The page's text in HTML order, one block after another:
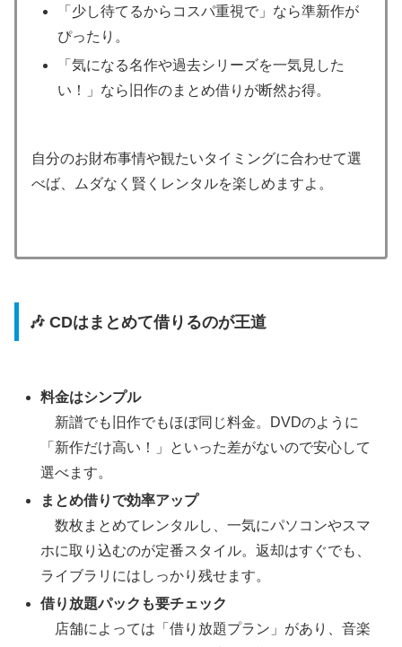
「少し待てるからコスパ重視で」なら準新作が
ぴったり。
「気になる名作や過去シリーズを一気見した
い！」なら旧作のまとめ借りが断然お得。
自分のお財布事情や観たいタイミングに合わせて選
べば、ムダなく賢くレンタルを楽しめますよ。
🎶 CDはまとめて借りるのが王道
料金はシンプル
新譜でも旧作でもほぼ同じ料金。DVDのように
「新作だけ高い！」といった差がないので安心して
選べます。
まとめ借りで効率アップ
数枚まとめてレンタルし、一気にパソコンやスマ
ホに取り込むのが定番スタイル。返却はすぐでも、
ライブラリにはしっかり残せます。
借り放題パックも要チェック
店舗によっては「借り放題プラン」があり、音楽